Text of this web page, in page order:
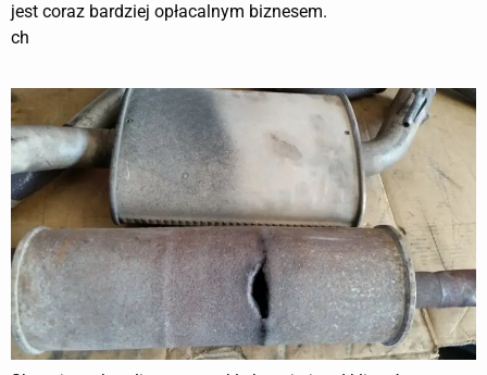
jest coraz bardziej opłacalnym biznesem.
ch